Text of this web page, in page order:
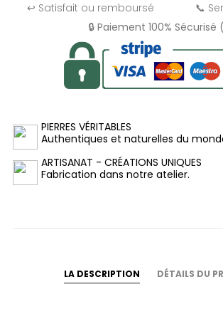
↩️ Satisfait ou remboursé
📞
🔒 Paiement 100% Sécurisé
PIERRES VÉRITABLES
Authentiques et naturelles du
ARTISANAT - CRÉATIONS UNIQUES
Fabrication dans notre atelier.
LA DESCRIPTION DÉTAILS DU